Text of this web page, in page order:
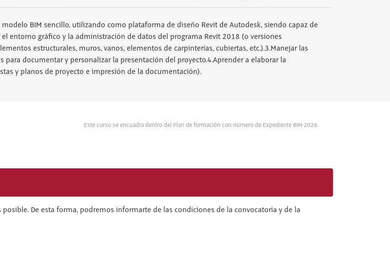
BIM sencillo, utilizando como plataforma de diseño Revit de Autodesk, siendo capaz de
el entorno gráfico y la administración de datos del programa Revit 2018 (o versiones
estructurales, muros, vanos, elementos de carpinterías, cubiertas, etc.).3.Manejar las
documentar y personalizar la presentación del proyecto.4.Aprender a elaborar la
y planos de proyecto e impresión de la documentación).
Este curso se encuadra dentro del Plan de formación con número de Expediente BIM 2026.
De esta forma, podremos informarte de las condiciones de la convocatoria y de la